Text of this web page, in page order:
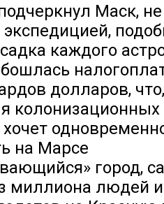
Маск,
экспедицией,
каждого
долларов,
колонизационных
хочет
на Марсе
город,
миллиона людей и